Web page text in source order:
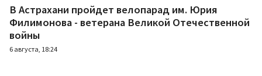
В Астрахани пройдет велопарад им. Юрия
Филимонова - ветерана Великой Отечественной
войны
6 августа, 18:24